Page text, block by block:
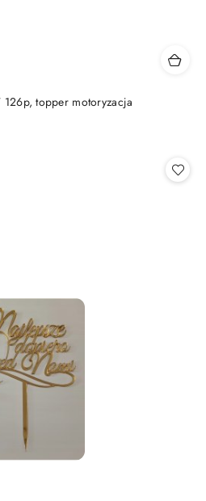
126p, topper motoryzacja